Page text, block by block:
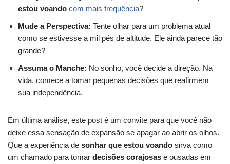
estou voando com mais frequência?
Mude a Perspectiva: Tente olhar para um problema atual
como se estivesse a mil pés de altitude. Ele ainda parece tão
grande?
Assuma o Manche: No sonho, você decide a direção. Na
vida, comece a tomar pequenas decisões que reafirmem
sua independência.
Em última análise, este post é um convite para que você não
deixe essa sensação de expansão se apagar ao abrir os olhos.
Que a experiência de sonhar que estou voando sirva como
um chamado para tomar decisões corajosas e ousadas em